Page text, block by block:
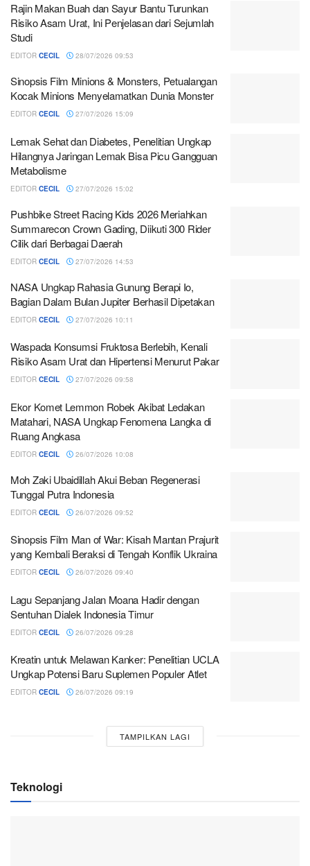
Rajin Makan Buah dan Sayur Bantu Turunkan
Risiko Asam Urat, Ini Penjelasan dari Sejumlah
Studi
EDITOR CECIL 28/07/2026 09:53
Sinopsis Film Minions & Monsters, Petualangan
Kocak Minions Menyelamatkan Dunia Monster
EDITOR CECIL 27/07/2026 15:09
Lemak Sehat dan Diabetes, Penelitian Ungkap
Hilangnya Jaringan Lemak Bisa Picu Gangguan
Metabolisme
EDITOR CECIL 27/07/2026 15:02
Pushbike Street Racing Kids 2026 Meriahkan
Summarecon Crown Gading, Diikuti 300 Rider
Cilik dari Berbagai Daerah
EDITOR CECIL 27/07/2026 14:53
NASA Ungkap Rahasia Gunung Berapi Io,
Bagian Dalam Bulan Jupiter Berhasil Dipetakan
EDITOR CECIL 27/07/2026 10:11
Waspada Konsumsi Fruktosa Berlebih, Kenali
Risiko Asam Urat dan Hipertensi Menurut Pakar
EDITOR CECIL 27/07/2026 09:58
Ekor Komet Lemmon Robek Akibat Ledakan
Matahari, NASA Ungkap Fenomena Langka di
Ruang Angkasa
EDITOR CECIL 26/07/2026 10:08
Moh Zaki Ubaidillah Akui Beban Regenerasi
Tunggal Putra Indonesia
EDITOR CECIL 26/07/2026 09:52
Sinopsis Film Man of War: Kisah Mantan Prajurit
yang Kembali Beraksi di Tengah Konflik Ukraina
EDITOR CECIL 26/07/2026 09:40
Lagu Sepanjang Jalan Moana Hadir dengan
Sentuhan Dialek Indonesia Timur
EDITOR CECIL 26/07/2026 09:28
Kreatin untuk Melawan Kanker: Penelitian UCLA
Ungkap Potensi Baru Suplemen Populer Atlet
EDITOR CECIL 26/07/2026 09:19
TAMPILKAN LAGI
Teknologi